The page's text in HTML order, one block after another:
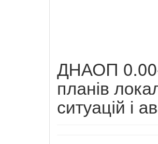
ДНАОП
планів
ситуацій і